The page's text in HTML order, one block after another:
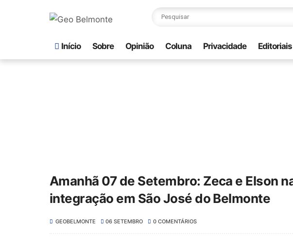
Início Sobre Opinião Coluna Privacidade Editoriais
Amanhã 07 de Setembro: Zeca e Elson
integração em São José do Belmonte
GEOBELMONTE 06 SETEMBRO 0 COMENTÁRIOS